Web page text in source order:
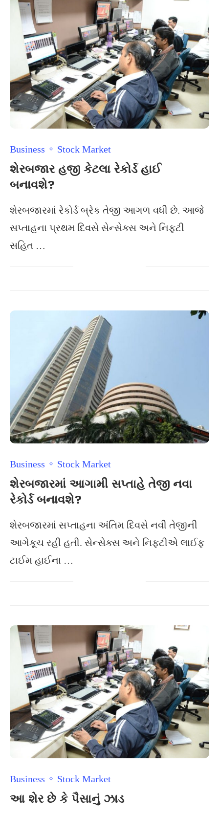
Business Stock Market
શેરબજાર હજી કેટલા રેકોર્ડ હાઈ
બનાવશે?
શેરબજારમાં રેકોર્ડ બ્રેક તેજી આગળ વધી છે. આજે
સપ્તાહના પ્રથમ દિવસે સેન્સેક્સ અને નિફટી
સહિત …
Business Stock Market
શેરબજારમાં આગામી સપ્તાહે તેજી નવા
રેકોર્ડ બનાવશે?
શેરબજારમાં સપ્તાહના અંતિમ દિવસે નવી તેજીની
આગેકૂચ રહી હતી. સેન્સેક્સ અને નિફટીએ લાઈફ
ટાઈમ હાઈના …
Business Stock Market
આ શેર છે કે પૈસાનું ઝાડ